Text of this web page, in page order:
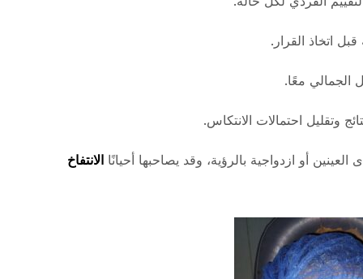
اتخاذ القرار.
الجمالي معًا.
وتقليل احتمالات الانتكاس.
أو ازدواجية بالرؤية، وقد يصاحبها أحيانًا الانتفاخ